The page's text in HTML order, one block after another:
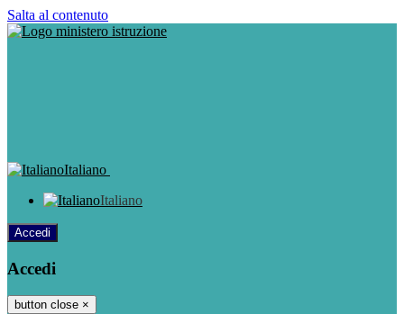
Salta al contenuto
Italiano
Italiano
Accedi
Accedi
button close ×